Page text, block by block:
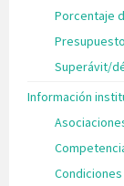
Porcentaje
Superávit/
Información